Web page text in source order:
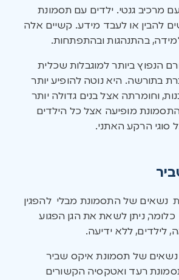
מרכיב גנטי. ילדים עם תסמונת
להבין או לעבד מידע. קשיים אלה
בהתנהגות ובהתפתחות.
הנפוץ ביותר למוגבלות שכלית
בתורשה. היא נוטה להופיע יותר
וחומרתה אצל בנים גדולה יותר
מופיעה אצל כל הילדים
סוגי הרקע האתני.
נשאים של התסמונת מבלי להפגין
ניתן לשאת את הגן הפגוע
לילדים, ללא ידיעה.
נשאים של תסמונת איקס שביר
רעד ואטקסיה הקשורים